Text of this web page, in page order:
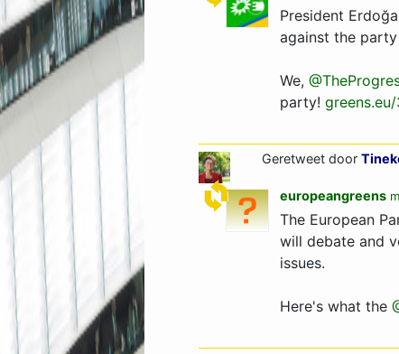
President
against the
We,
party!
Geretweet door
europeangreens
The European
will debate and
issues.
Here's what the